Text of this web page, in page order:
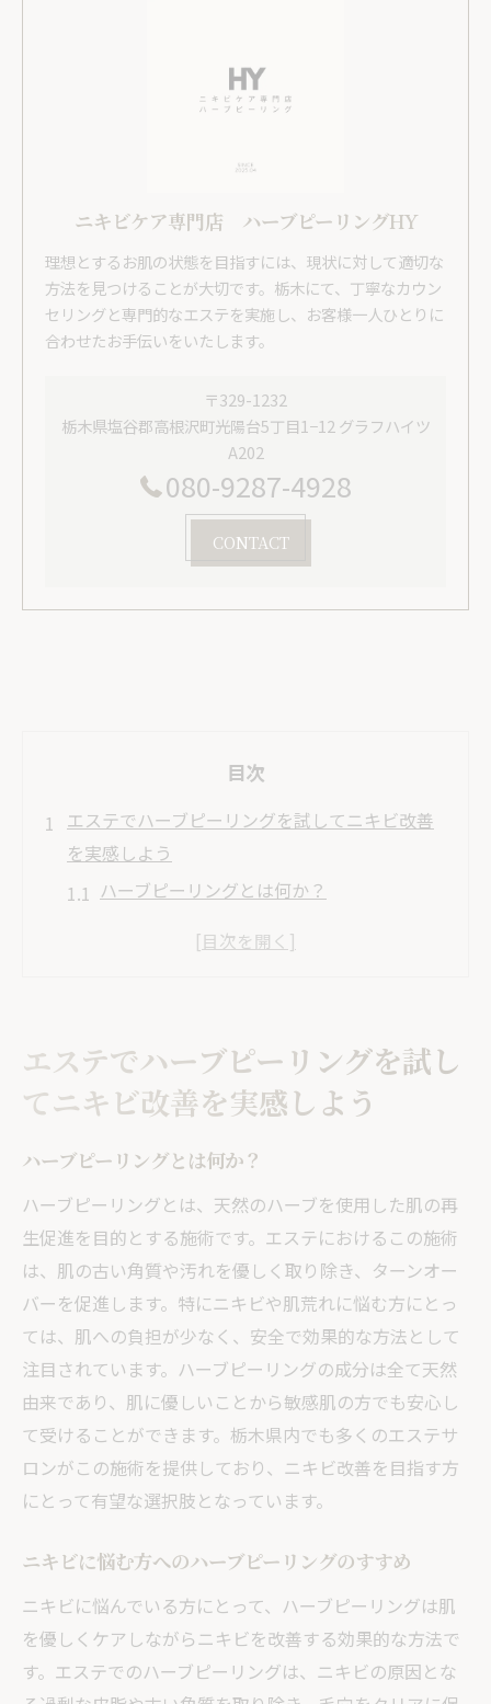
ニキビケア専門店 ハーブピーリングHY
理想とするお肌の状態を目指すには、現状に対して適切な
方法を見つけることが大切です。栃木にて、丁寧なカウン
セリングと専門的なエステを実施し、お客様一人ひとりに
合わせたお手伝いをいたします。
〒329-1232
栃木県塩谷郡高根沢町光陽台5丁目1−12 グラフハイツ
A202
080-9287-4928
CONTACT
目次
エステでハーブピーリングを試してニキビ改善
を実感しよう
ハーブピーリングとは何か？
ニキビに悩む方へのハーブピーリングのす
ハーブピーリングの頻度と効果実感
栃木県内でおすすめのエステサロン
栃木県で人気のエステハーブピーリングがニキ
栃木県ならではのハーブピーリングの特長
肌への優しいアプローチ
天然成分の効果と安全性
エステサロンの選び方
施術の前後で変わる肌の変化
口コミで評判のサロン紹介
肌に優しいエステ体験！ハーブピーリングでニ
キビケアを始めよう
ストレスのないエステ体験
ハーブピーリングの施術内容
肌への負担を軽減する方法
施術後のホームケアのポイント
費用対効果の高いプラン
エステでハーブピーリングを試し
てニキビ改善を実感しよう
ハーブピーリングとは何か？
ハーブピーリングとは、天然のハーブを使用した肌の再
生促進を目的とする施術です。エステにおけるこの施術
は、肌の古い角質や汚れを優しく取り除き、ターンオー
バーを促進します。特にニキビや肌荒れに悩む方にとっ
ては、肌への負担が少なく、安全で効果的な方法として
注目されています。ハーブピーリングの成分は全て天然
由来であり、肌に優しいことから敏感肌の方でも安心し
て受けることができます。栃木県内でも多くのエステサ
ロンがこの施術を提供しており、ニキビ改善を目指す方
にとって有望な選択肢となっています。
ニキビに悩む方へのハーブピーリングのすすめ
ニキビに悩んでいる方にとって、ハーブピーリングは肌
を優しくケアしながらニキビを改善する効果的な方法で
す。エステでのハーブピーリングは、ニキビの原因とな